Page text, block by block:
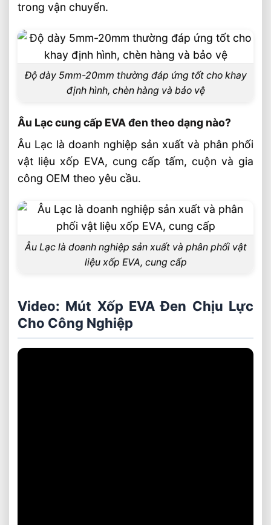
trong vận chuyển.
Độ dày 5mm-20mm thường đáp ứng tốt cho khay
định hình, chèn hàng và bảo vệ
Âu Lạc cung cấp EVA đen theo dạng nào?
Âu Lạc là doanh nghiệp sản xuất và phân phối
vật liệu xốp EVA, cung cấp tấm, cuộn và gia
công OEM theo yêu cầu.
Âu Lạc là doanh nghiệp sản xuất và phân phối vật
liệu xốp EVA, cung cấp
Video: Mút Xốp EVA Đen Chịu Lực
Cho Công Nghiệp